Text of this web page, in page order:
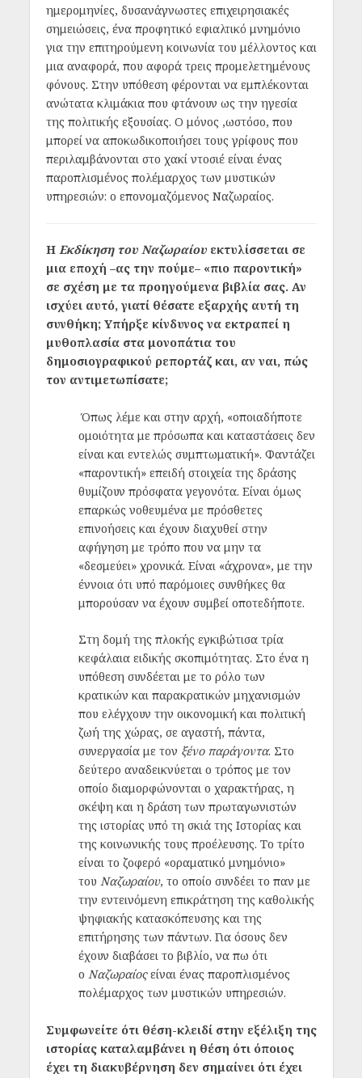
ημερομηνίες, δυσανάγνωστες επιχειρησιακές
σημειώσεις, ένα προφητικό εφιαλτικό μνημόνιο
για την επιτηρούμενη κοινωνία του μέλλοντος και
μια αναφορά, που αφορά τρεις προμελετημένους
φόνους. Στην υπόθεση φέρονται να εμπλέκονται
ανώτατα κλιμάκια που φτάνουν ως την ηγεσία
της πολιτικής εξουσίας. Ο μόνος ,ωστόσο, που
μπορεί να αποκωδικοποιήσει τους γρίφους που
περιλαμβάνονται στο χακί ντοσιέ είναι ένας
παροπλισμένος πολέμαρχος των μυστικών
υπηρεσιών: ο επονομαζόμενος Ναζωραίος.
Η Εκδίκηση του Ναζωραίουεκτυλίσσεται σε
μια εποχή –ας την πούμε– «πιο παροντική»
σε σχέση με τα προηγούμενα βιβλία σας. Αν
ισχύει αυτό, γιατί θέσατε εξαρχής αυτή τη
συνθήκη; Υπήρξε κίνδυνος να εκτραπεί η
μυθοπλασία στα μονοπάτια του
δημοσιογραφικού ρεπορτάζ και, αν ναι, πώς
τον αντιμετωπίσατε;
Όπως λέμε και στην αρχή, «οποιαδήποτε
ομοιότητα με πρόσωπα και καταστάσεις δεν
είναι και εντελώς συμπτωματική». Φαντάζει
«παροντική» επειδή στοιχεία της δράσης
θυμίζουν πρόσφατα γεγονότα. Είναι όμως
επαρκώς νοθευμένα με πρόσθετες
επινοήσεις και έχουν διαχυθεί στην
αφήγηση με τρόπο που να μην τα
«δεσμεύει» χρονικά. Είναι «άχρονα», με την
έννοια ότι υπό παρόμοιες συνθήκες θα
μπορούσαν να έχουν συμβεί οποτεδήποτε.
Στη δομή της πλοκής εγκιβώτισα τρία
κεφάλαια ειδικής σκοπιμότητας. Στο ένα η
υπόθεση συνδέεται με το ρόλο των
κρατικών και παρακρατικών μηχανισμών
που ελέγχουν την οικονομική και πολιτική
ζωή της χώρας, σε αγαστή, πάντα,
συνεργασία με τον ξένο παράγοντα. Στο
δεύτερο αναδεικνύεται ο τρόπος με τον
οποίο διαμορφώνονται ο χαρακτήρας, η
σκέψη και η δράση των πρωταγωνιστών
της ιστορίας υπό τη σκιά της Ιστορίας και
της κοινωνικής τους προέλευσης. Το τρίτο
είναι το ζοφερό «οραματικό μνημόνιο»
του Ναζωραίου, το οποίο συνδέει το παν με
την εντεινόμενη επικράτηση της καθολικής
ψηφιακής κατασκόπευσης και της
επιτήρησης των πάντων. Για όσους δεν
έχουν διαβάσει το βιβλίο, να πω ότι
ο Ναζωραίοςείναι ένας παροπλισμένος
πολέμαρχος των μυστικών υπηρεσιών.
Συμφωνείτε ότι θέση-κλειδί στην εξέλιξη της
ιστορίας καταλαμβάνει η θέση ότι όποιος
έχει τη διακυβέρνηση δεν σημαίνει ότι έχει